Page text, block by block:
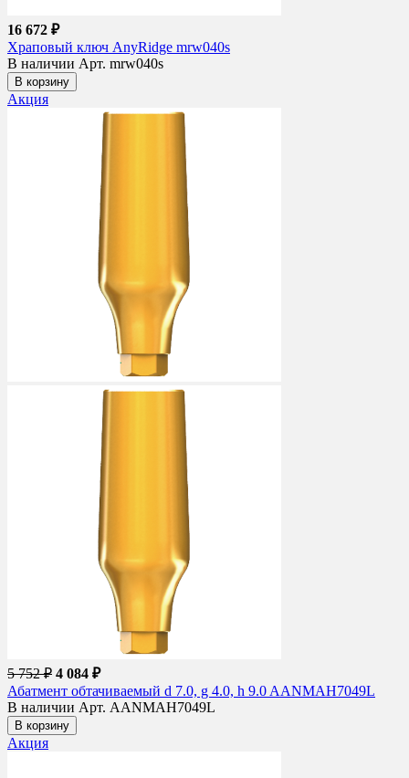
16 672 ₽
Храповый ключ AnyRidge mrw040s
В наличии Арт. mrw040s
В корзину
Акция
5 752 ₽ 4 084 ₽
Абатмент обтачиваемый d 7.0, g 4.0, h 9.0 AANMAH7049L
В наличии Арт. AANMAH7049L
В корзину
Акция